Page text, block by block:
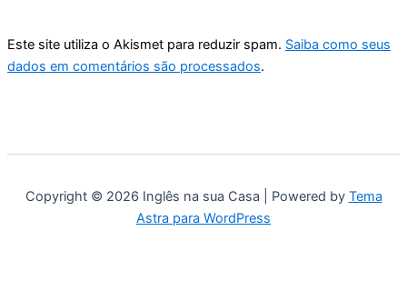
Este site utiliza o Akismet para reduzir spam. Saiba como seus
dados em comentários são processados.
Copyright © 2026 Inglês na sua Casa | Powered by Tema
Astra para WordPress